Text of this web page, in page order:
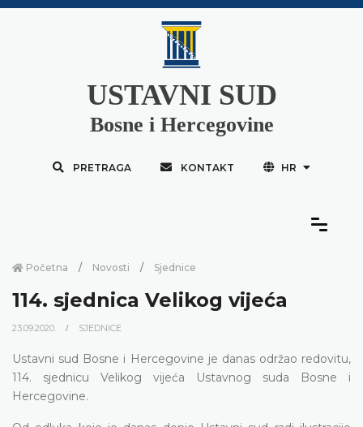
USTAVNI SUD
Bosne i Hercegovine
PRETRAGA KONTAKT HR
Početna Novosti Sjednice
114. sjednica Velikog vijeća
23.09.2020. SJEDNICE
Ustavni sud Bosne i Hercegovine je danas održao redovitu,
114. sjednicu Velikog vijeća Ustavnog suda Bosne i
Hercegovine.